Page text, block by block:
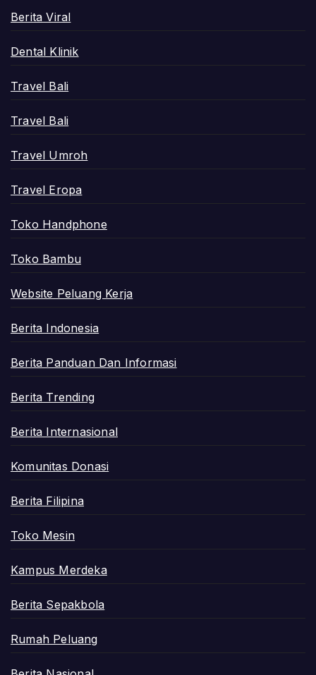
Berita Viral
Dental Klinik
Travel Bali
Travel Bali
Travel Umroh
Travel Eropa
Toko Handphone
Toko Bambu
Website Peluang Kerja
Berita Indonesia
Berita Panduan Dan Informasi
Berita Trending
Berita Internasional
Komunitas Donasi
Berita Filipina
Toko Mesin
Kampus Merdeka
Berita Sepakbola
Rumah Peluang